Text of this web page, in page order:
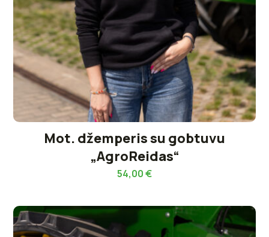
Mot. džemperis su gobtuvu
„AgroReidas“
54,00€